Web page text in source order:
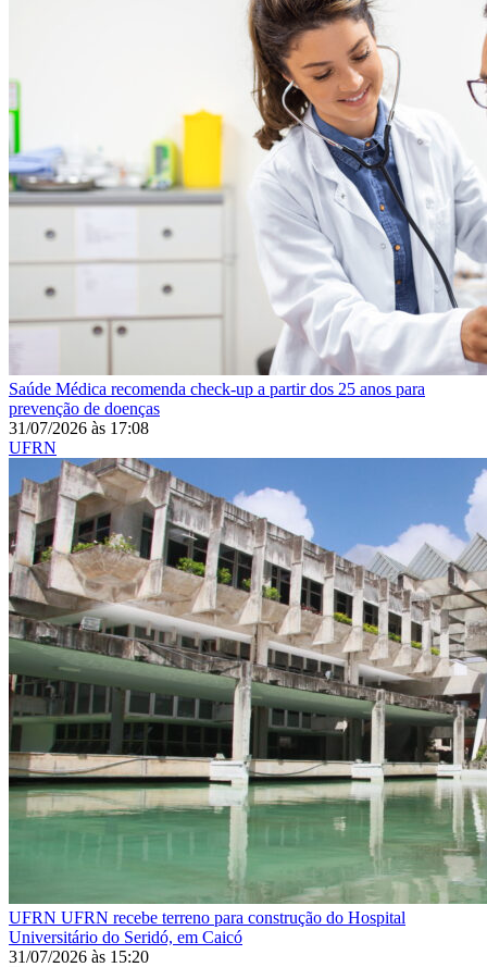
Saúde Médica recomenda check-up a partir dos 25 anos para
prevenção de doenças
31/07/2026 às 17:08
UFRN
UFRN UFRN recebe terreno para construção do Hospital
Universitário do Seridó, em Caicó
31/07/2026 às 15:20